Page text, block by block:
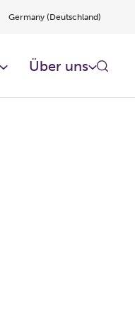
Germany (Deutschland)
Über uns